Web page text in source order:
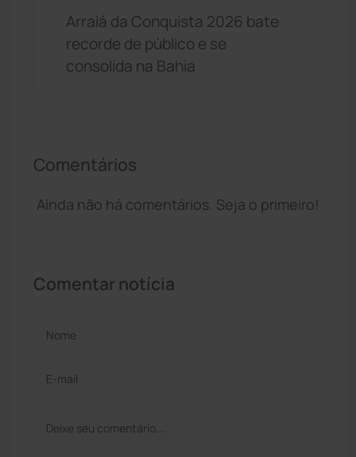
Arraiá da Conquista 2026 bate
recorde de público e se
consolida na Bahia
Comentários
Ainda não há comentários. Seja o primeiro!
Comentar notícia